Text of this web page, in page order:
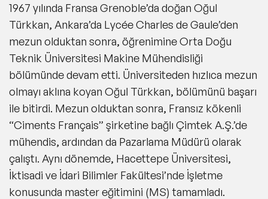
1967 yılında Fransa Grenoble’da doğan Oğul
Türkkan, Ankara’da Lycée Charles de Gaule’den
mezun olduktan sonra, öğrenimine Orta Doğu
Teknik Üniversitesi Makine Mühendisliği
bölümünde devam etti. Üniversiteden hızlıca mezun
olmayı aklına koyan Oğul Türkkan, bölümünü başarı
ile bitirdi. Mezun olduktan sonra, Fransız kökenli
“Ciments Français” şirketine bağlı Çimtek A.Ş.’de
mühendis, ardından da Pazarlama Müdürü olarak
çalıştı. Aynı dönemde, Hacettepe Üniversitesi,
İktisadi ve İdari Bilimler Fakültesi’nde İşletme
konusunda master eğitimini (MS) tamamladı.